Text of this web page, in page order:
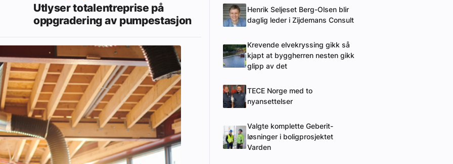
Utlyser totalentreprise på
oppgradering av pumpestasjon
Henrik Seljeset Berg-Olsen blir
daglig leder i Zijdemans Consult
Krevende elvekryssing gikk så
kjapt at byggherren nesten gikk
glipp av det
TECE Norge med to
nyansettelser
Valgte komplette Geberit-
løsninger i boligprosjektet
Varden